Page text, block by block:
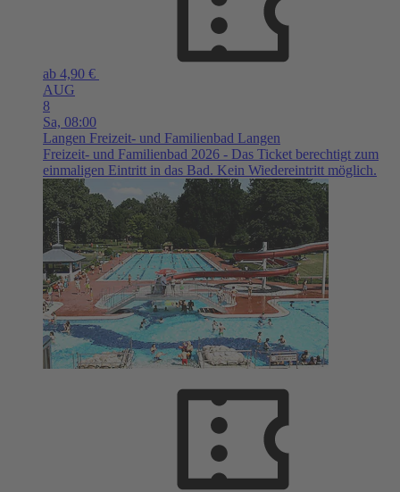
ab 4,90 €
AUG
8
Sa, 08:00
Langen Freizeit- und Familienbad Langen
Freizeit- und Familienbad 2026 - Das Ticket berechtigt zum
einmaligen Eintritt in das Bad. Kein Wiedereintritt möglich.